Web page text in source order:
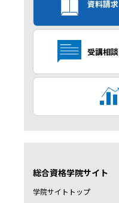
資料請求
受講相談
総合資格学院サイト
学院サイトトップ